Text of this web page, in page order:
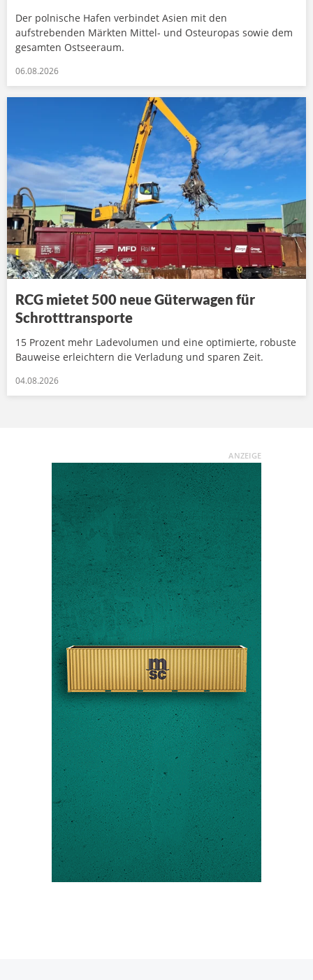
Der polnische Hafen verbindet Asien mit den
aufstrebenden Märkten Mittel- und Osteuropas sowie dem
gesamten Ostseeraum.
06.08.2026
RCG mietet 500 neue Güterwagen für
Schrotttransporte
15 Prozent mehr Ladevolumen und eine optimierte, robuste
Bauweise erleichtern die Verladung und sparen Zeit.
04.08.2026
ANZEIGE